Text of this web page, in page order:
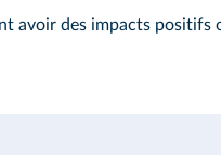
avoir des impacts positifs